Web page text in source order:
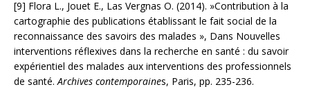
[9] Flora L., Jouet E., Las Vergnas O. (2014). »Contribution à la
cartographie des publications établissant le fait social de la
reconnaissance des savoirs des malades », Dans Nouvelles
interventions réflexives dans la recherche en santé : du savoir
expérientiel des malades aux interventions des professionnels
de santé.Archives contemporaines, Paris, pp. 235-236.